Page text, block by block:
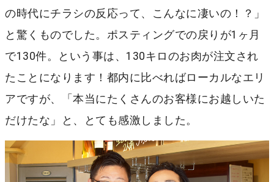
の時代にチラシの反応って、こんなに凄いの！？」
と驚くものでした。ポスティングでの戻りが1ヶ月
で130件。という事は、130キロのお肉が注文され
たことになります！都内に比べればローカルなエリ
アですが、「本当にたくさんのお客様にお越しいた
だけたな」と、とても感激しました。